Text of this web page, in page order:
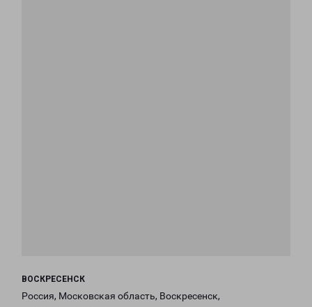
ВОСКРЕСЕНСК
Россия, Московская область, Воскресенск,